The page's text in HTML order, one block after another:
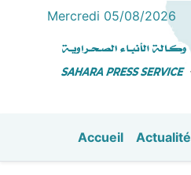
Mercredi 05/08/2026
Accueil Actualité